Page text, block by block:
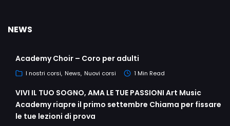
NEWS
Academy Choir – Coro per adulti
I nostri corsi News Nuovi corsi 1 Min Read
VIVI IL TUO SOGNO, AMA LE TUE PASSIONI Art Music
Academy riapre il primo settembre Chiama per fissare
le tue lezioni di prova